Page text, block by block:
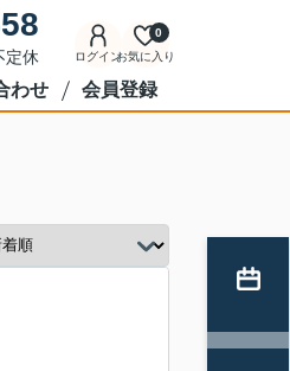
定休 ログインお気に入り
0
わせ 会員登録